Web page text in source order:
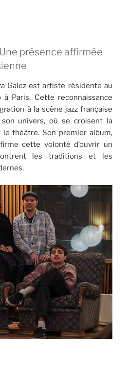
présence affirmée
Galez est artiste résidente au
à Paris. Cette reconnaissance
à la scène jazz française
univers, où se croisent la
théâtre. Son premier album,
cette volonté d’ouvrir un
les traditions et les